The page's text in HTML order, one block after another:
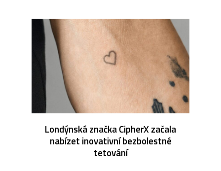
Londýnská značka CipherX začala
nabízet inovativní bezbolestné
tetování